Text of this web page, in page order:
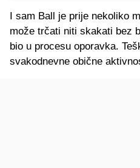
I sam Ball je prije nekoliko
može trčati niti skakati bez
bio u procesu oporavka.
svakodnevne obične